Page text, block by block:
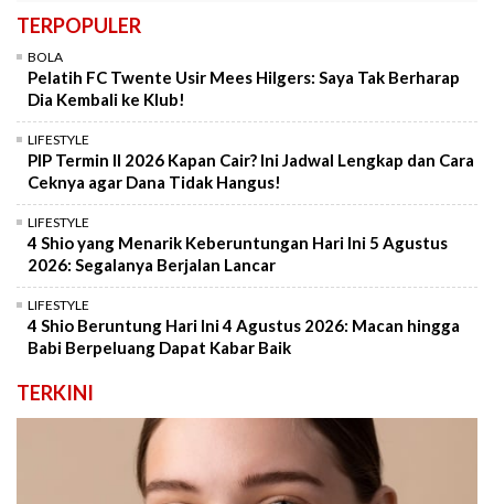
TERPOPULER
BOLA
Pelatih FC Twente Usir Mees Hilgers: Saya Tak Berharap
Dia Kembali ke Klub!
LIFESTYLE
PIP Termin II 2026 Kapan Cair? Ini Jadwal Lengkap dan Cara
Ceknya agar Dana Tidak Hangus!
LIFESTYLE
4 Shio yang Menarik Keberuntungan Hari Ini 5 Agustus
2026: Segalanya Berjalan Lancar
LIFESTYLE
4 Shio Beruntung Hari Ini 4 Agustus 2026: Macan hingga
Babi Berpeluang Dapat Kabar Baik
TERKINI